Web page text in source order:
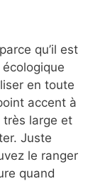
qu’il est
en toute
accent à
très large et
Juste
le ranger
quand